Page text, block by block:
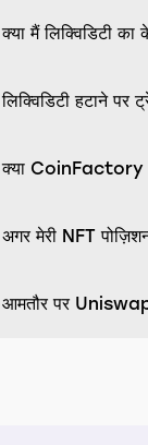
क्या मैं लिक्विडिटी
लिक्विडिटी हटाने पर
क्या CoinFactory के
अगर मेरी NFT
आमतौर पर Uniswap